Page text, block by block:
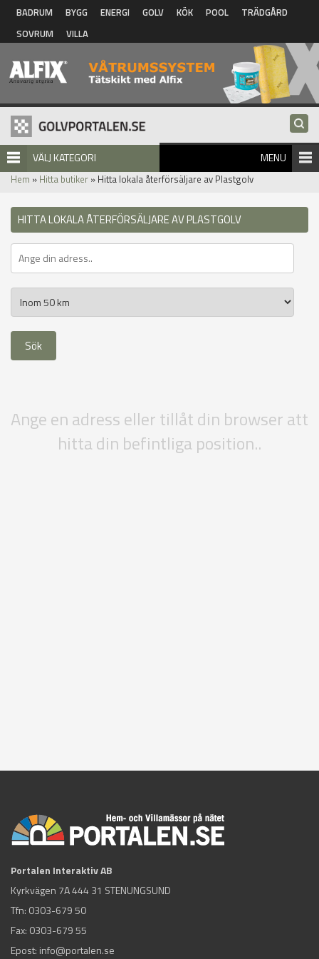
Hoppa till huvudinnehåll
BADRUM BYGG ENERGI GOLV KÖK POOL
TRÄDGÅRD
SOVRUM
VILLA
VÄLJ KATEGORI MENU
Hem » Hitta butiker » Hitta lokala återförsäljare av Plastgolv
HITTA LOKALA ÅTERFÖRSÄLJARE AV PLASTGOLV
Ange en adress eller tillåt din browser att
hitta din befintliga position..
Portalen Interaktiv AB
Kyrkvägen 7A 444 31 STENUNGSUND
Tfn: 0303-679 50
Fax: 0303-679 55
Epost: info@portalen.se